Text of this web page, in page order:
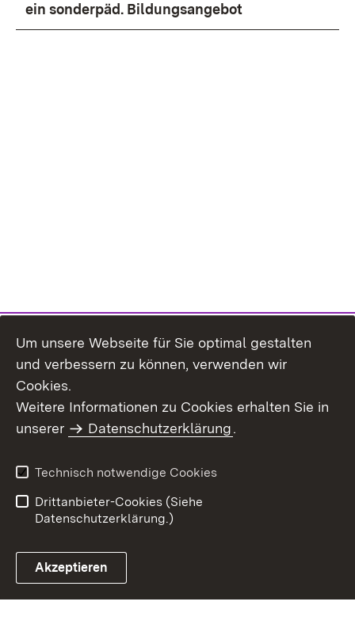
ein sonderpäd. Bildungsangebot
Benutzungshinweise
Erklärung zur
Um unsere Webseite für Sie optimal gestalten
und verbessern zu können, verwenden wir
Cookies.
Weitere Informationen zu Cookies erhalten Sie in
unserer
Datenschutzerklärung.
Technisch notwendige Cookies
Drittanbieter-Cookies (Siehe
Datenschutzerklärung.)
Akzeptieren